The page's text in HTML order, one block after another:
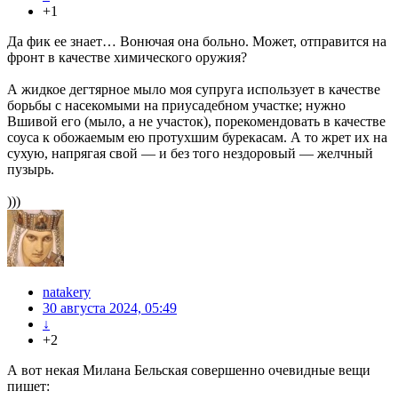
+1
Да фик ее знает… Вонючая она больно. Может, отправится на
фронт в качестве химического оружия?
А жидкое дегтярное мыло моя супруга использует в качестве
борьбы с насекомыми на приусадебном участке; нужно
Вшивой его (мыло, а не участок), порекомендовать в качестве
соуса к обожаемым ею протухшим бурекасам. А то жрет их на
сухую, напрягая свой — и без того нездоровый — желчный
пузырь.
)))
natakery
30 августа 2024, 05:49
↓
+2
А вот некая Милана Бельская совершенно очевидные вещи
пишет: